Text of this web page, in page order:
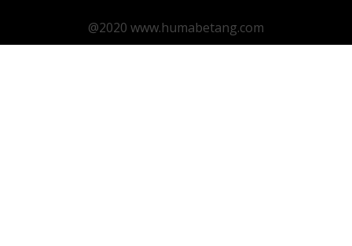
@2020 www.humabetang.com